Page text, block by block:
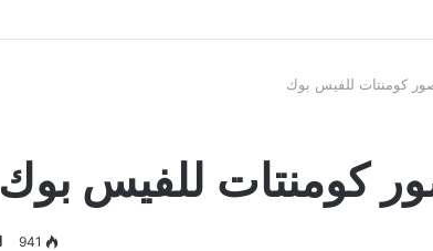
كومنتات للفيس بوك
كومنتات للفيس بوك
941